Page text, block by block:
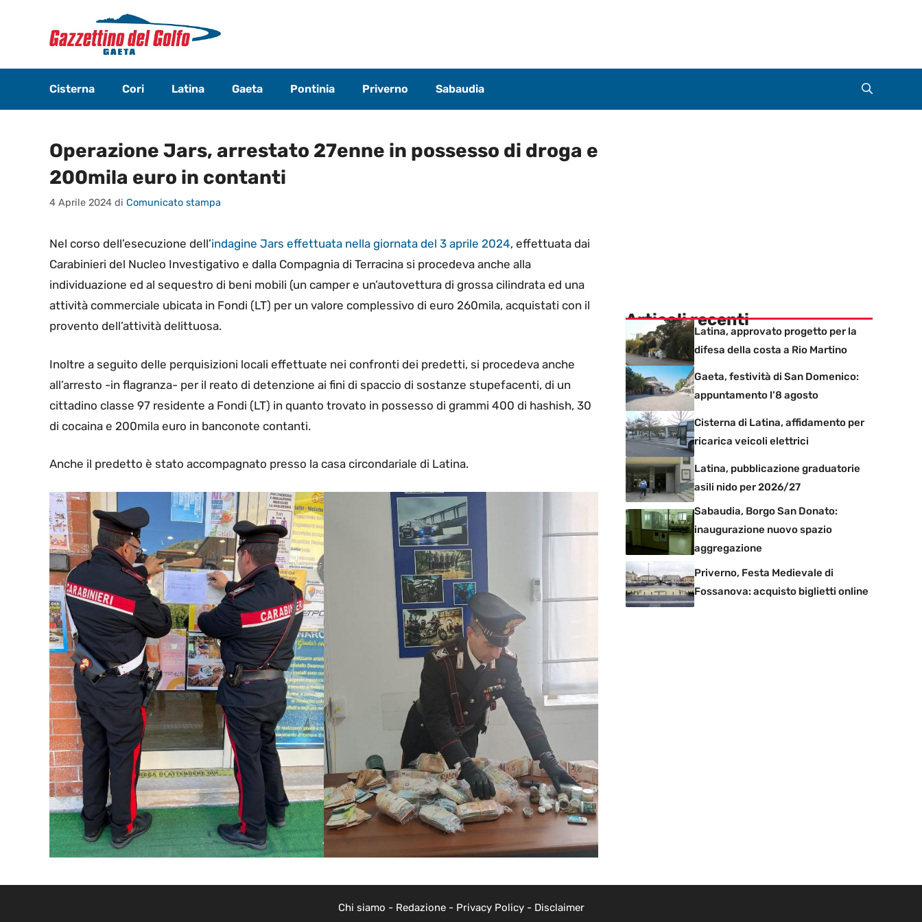
contenuto
Cisterna Cori Latina Gaeta Pontinia Priverno Sabaudia
Operazione Jars, arrestato 27enne in possesso di droga e
200mila euro in contanti
4 Aprile 2024 di Comunicato stampa
Nel corso dell’esecuzione dell’indagine Jars effettuata nella giornata del 3 aprile 2024, effettuata dai
Carabinieri del Nucleo Investigativo e dalla Compagnia di Terracina si procedeva anche alla
individuazione ed al sequestro di beni mobili (un camper e un’autovettura di grossa cilindrata ed una
attività commerciale ubicata in Fondi (LT) per un valore complessivo di euro 260mila, acquistati con il
provento dell’attività delittuosa.
Inoltre a seguito delle perquisizioni locali effettuate nei confronti dei predetti, si procedeva anche
all’arresto -in flagranza- per il reato di detenzione ai fini di spaccio di sostanze stupefacenti, di un
cittadino classe 97 residente a Fondi (LT) in quanto trovato in possesso di grammi 400 di hashish, 30
di cocaina e 200mila euro in banconote contanti.
Anche il predetto è stato accompagnato presso la casa circondariale di Latina.
Articoli recenti
Latina, approvato progetto per la
difesa della costa a Rio Martino
Gaeta, festività di San Domenico:
appuntamento l’8 agosto
Cisterna di Latina, affidamento per
ricarica veicoli elettrici
Latina, pubblicazione graduatorie
asili nido per 2026/27
Sabaudia, Borgo San Donato:
inaugurazione nuovo spazio
aggregazione
Priverno, Festa Medievale di
Fossanova: acquisto biglietti online
Chi siamo - Redazione- Privacy Policy- Disclaimer